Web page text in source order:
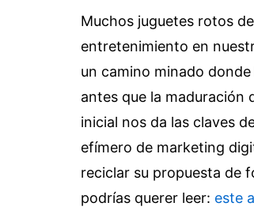
Muchos juguetes rotos
entretenimiento en
un camino minado
antes que la maduración
inicial nos da las claves
efímero de marketing
reciclar su propuesta de
podrías querer leer: este